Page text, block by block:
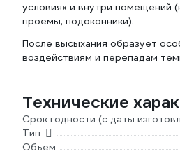
условиях и внутри помещений
проемы, подоконники).
После высыхания образует
воздействиям и перепадам
Технические
Срок годности (с даты
Тип
Объем